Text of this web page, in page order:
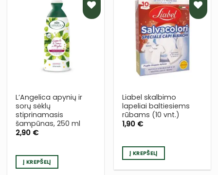
L’Angelica apynių ir
sorų sėklų
stiprinamasis
šampūnas, 250 ml
2,90 €
Į KREPŠELĮ
PRIDĖTI
Į NORŲ
SĄRAŠĄ
Liabel skalbimo
lapeliai baltiesiems
rūbams (10 vnt.)
1,90 €
Į KREPŠELĮ